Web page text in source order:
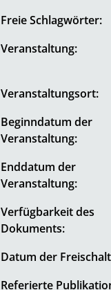
Freie Schlagwörter:
Veranstaltung:
Veranstaltungsort:
Beginndatum der
Veranstaltung:
Enddatum der
Veranstaltung:
Verfügbarkeit des
Dokuments:
Datum der
Referierte